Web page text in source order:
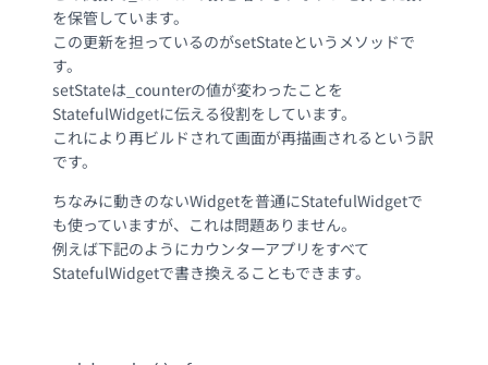
を保管しています。
この更新を担っているのがsetStateというメソッドで
す。
setStateは_counterの値が変わったことを
StatefulWidgetに伝える役割をしています。
これにより再ビルドされて画面が再描画されるという訳
です。
ちなみに動きのないWidgetを普通にStatefulWidgetで
も使っていますが、これは問題ありません。
例えば下記のようにカウンターアプリをすべて
StatefulWidgetで書き換えることもできます。